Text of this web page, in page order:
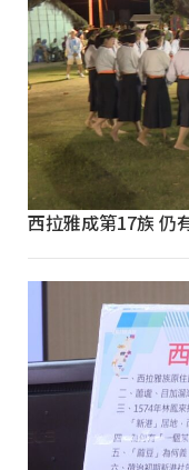
西拉雅成第17族 仍